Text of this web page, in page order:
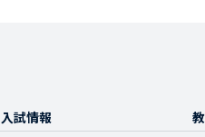
入試情報